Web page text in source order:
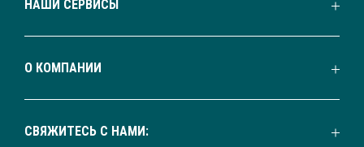
НАШИ СЕРВИСЫ
О КОМПАНИИ
СВЯЖИТЕСЬ С НАМИ: